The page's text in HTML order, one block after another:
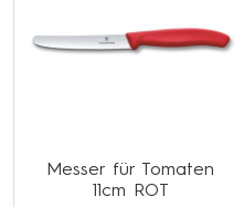
Messer für Tomaten
11cm ROT